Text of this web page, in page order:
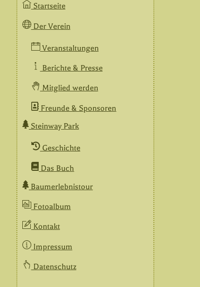
Startseite
Der Verein
Veranstaltungen
Berichte & Presse
Mitglied werden
Freunde & Sponsoren
Steinway Park
Geschichte
Das Buch
Baumerlebnistour
Fotoalbum
Kontakt
Impressum
Datenschutz